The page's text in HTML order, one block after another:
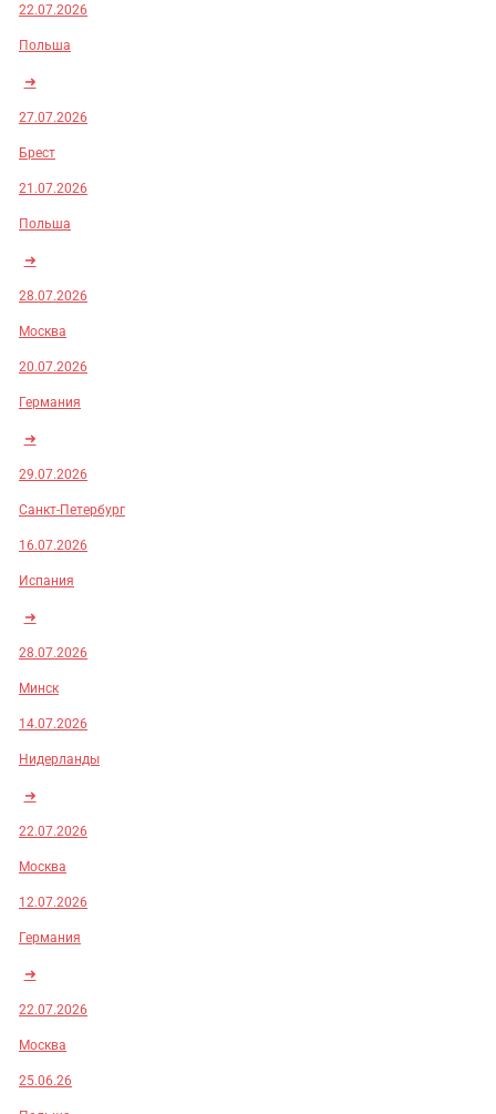
22.07.2026
Польша
➜
27.07.2026
Брест
21.07.2026
Польша
➜
28.07.2026
Москва
20.07.2026
Германия
➜
29.07.2026
Санкт-Петербург
16.07.2026
Испания
➜
28.07.2026
Минск
14.07.2026
Нидерланды
➜
22.07.2026
Москва
12.07.2026
Германия
➜
22.07.2026
Москва
25.06.26